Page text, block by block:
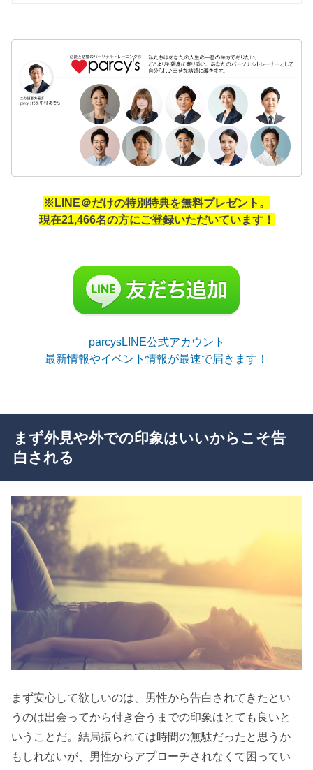
※LINE＠だけの特別特典を無料プレゼント。
現在21,466名の方にご登録いただいています！
parcysLINE公式アカウント
最新情報やイベント情報が最速で届きます！
まず外見や外での印象はいいからこそ告
白される
まず安心して欲しいのは、男性から告白されてきたとい
うのは出会ってから付き合うまでの印象はとても良いと
いうことだ。結局振られては時間の無駄だったと思うか
もしれないが、男性からアプローチされなくて困ってい